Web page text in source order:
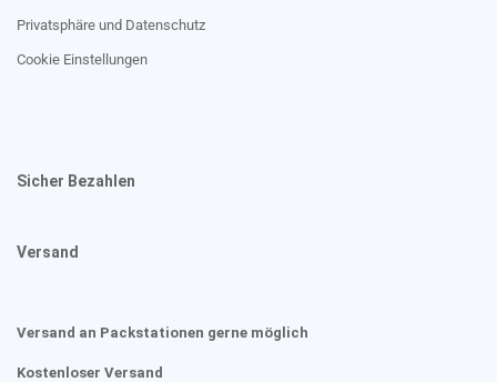
Privatsphäre und Datenschutz
Cookie Einstellungen
Sicher Bezahlen
Versand
Versand an Packstationen gerne möglich
Kostenloser Versand